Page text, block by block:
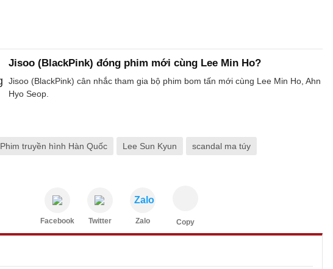
Jisoo (BlackPink) đóng phim mới cùng Lee Min Ho?
Jisoo (BlackPink) cân nhắc tham gia bộ phim bom tấn mới cùng Lee Min Ho, Ahn
Hyo Seop.
Phim truyền hình Hàn Quốc Lee Sun Kyun scandal ma túy
Facebook Twitter
Zalo
Zalo Copy